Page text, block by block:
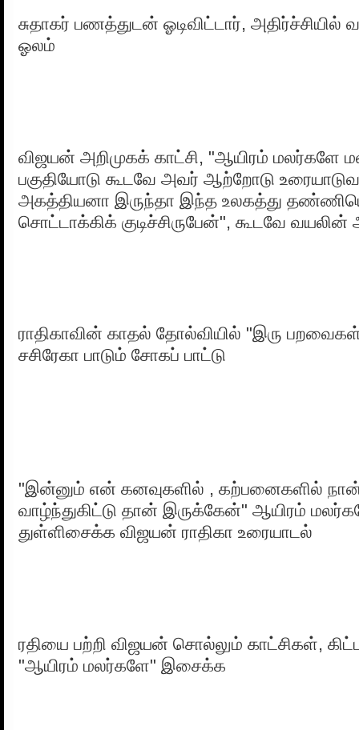
சுதாகர் பணத்துடன் ஓடிவிட்டார்,
ஓலம்
விஜயன் அறிமுகக் காட்சி, "ஆயிரம் மலர்களே
பகுதியோடு கூடவே அவர் ஆற்றோடு
அகத்தியனா இருந்தா இந்த உலகத்து
சொட்டாக்கிக் குடிச்சிருபேன்", கூடவே வயலின்
ராதிகாவின் காதல் தோல்வியில் "இரு
சசிரேகா பாடும் சோகப் பாட்டு
"இன்னும் என் கனவுகளில் , கற்பனைகளில்
வாழ்ந்துகிட்டு தான் இருக்கேன்" ஆயிரம்
துள்ளிசைக்க விஜயன் ராதிகா உரையாடல்
ரதியை பற்றி விஜயன் சொல்லும் காட்சிகள்,
"ஆயிரம் மலர்களே" இசைக்க